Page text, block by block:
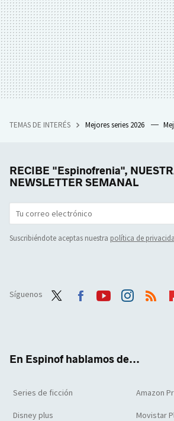
TEMAS DE INTERÉS Mejores series 2026
RECIBE "Espinofrenia",
NEWSLETTER SEMANAL
Suscribiéndote aceptas nuestra política de
Síguenos
En Espinof hablamos de...
Series de ficción Amazon
Disney plus Movistar